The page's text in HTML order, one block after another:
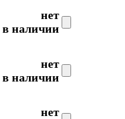
нет
в наличии
нет
в наличии
нет